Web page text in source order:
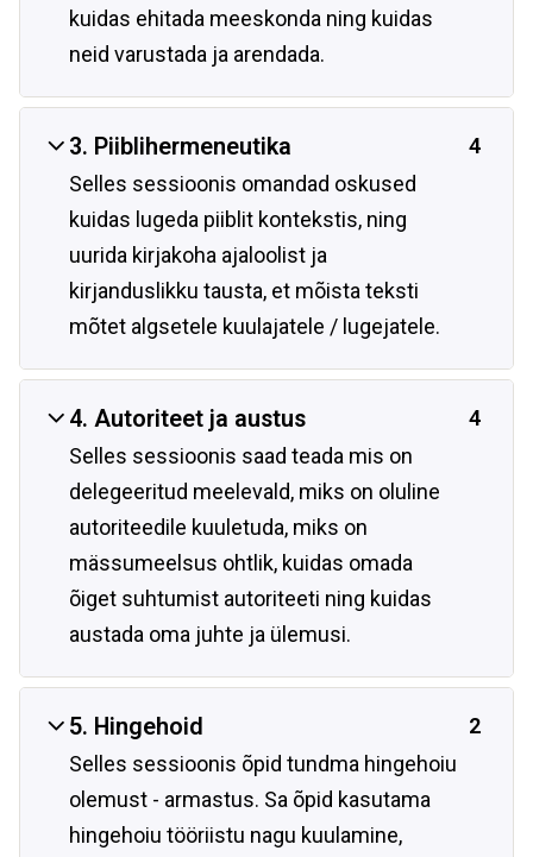
kuidas ehitada meeskonda ning kuidas
neid varustada ja arendada.
3. Piiblihermeneutika
Selles sessioonis omandad oskused
kuidas lugeda piiblit kontekstis, ning
uurida kirjakoha ajaloolist ja
kirjanduslikku tausta, et mõista teksti
mõtet algsetele kuulajatele / lugejatele.
4
4. Autoriteet ja austus
Selles sessioonis saad teada mis on
delegeeritud meelevald, miks on oluline
autoriteedile kuuletuda, miks on
mässumeelsus ohtlik, kuidas omada
õiget suhtumist autoriteeti ning kuidas
austada oma juhte ja ülemusi.
4
5. Hingehoid
Selles sessioonis õpid tundma hingehoiu
olemust - armastus. Sa õpid kasutama
hingehoiu tööriistu nagu kuulamine,
2